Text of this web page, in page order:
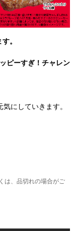
。
ッピーすぎ！チャレン
にしていきます。
は、品切れの場合がご